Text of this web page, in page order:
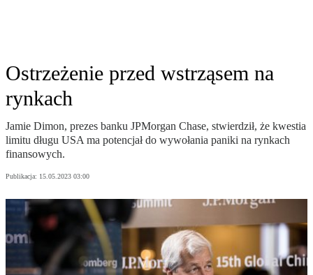
Ostrzeżenie przed wstrząsem na
rynkach
Jamie Dimon, prezes banku JPMorgan Chase, stwierdził, że kwestia
limitu długu USA ma potencjał do wywołania paniki na rynkach
finansowych.
Publikacja: 15.05.2023 03:00